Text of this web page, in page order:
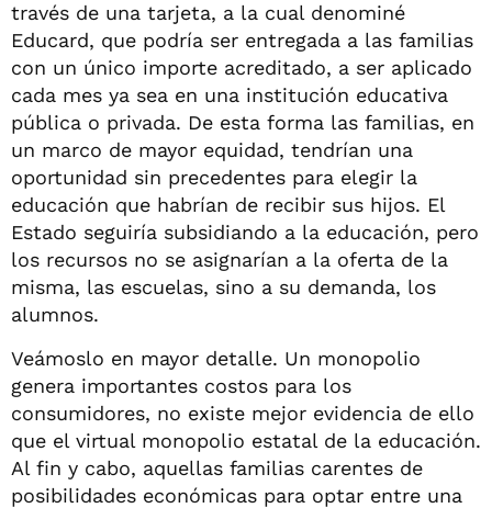
través de una tarjeta, a la cual denominé
Educard, que podría ser entregada a las familias
con un único importe acreditado, a ser aplicado
cada mes ya sea en una institución educativa
pública o privada. De esta forma las familias, en
un marco de mayor equidad, tendrían una
oportunidad sin precedentes para elegir la
educación que habrían de recibir sus hijos. El
Estado seguiría subsidiando a la educación, pero
los recursos no se asignarían a la oferta de la
misma, las escuelas, sino a su demanda, los
alumnos.
Veámoslo en mayor detalle. Un monopolio
genera importantes costos para los
consumidores, no existe mejor evidencia de ello
que el virtual monopolio estatal de la educación.
Al fin y cabo, aquellas familias carentes de
posibilidades económicas para optar entre una